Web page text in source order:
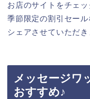
お店のサイトをチェ
季節限定の割引セー
シェアさせていただき
メッセージワ
おすすめ♪